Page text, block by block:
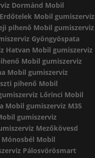
Dormánd Mobil
Mobil gumiszerviz
pihenő Mobil gumiszerviz
Gyöngyöspata
Hatvan Mobil gumiszerviz
Mobil gumiszerviz
Mobil gumiszerviz
pihenő Mobil
Lőrinci Mobil
Mobil gumiszerviz M35
gumiszerviz
Mezőkövesd
Mobil
Pálosvörösmart